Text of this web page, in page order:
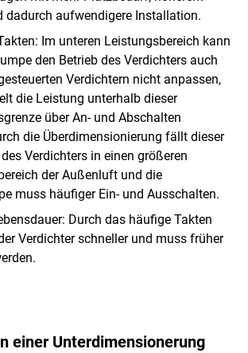
dadurch aufwendigere Installation.
Im unteren Leistungsbereich kann
den Betrieb des Verdichters auch
Verdichtern nicht anpassen,
die Leistung unterhalb dieser
über An- und Abschalten
die Überdimensionierung fällt dieser
Verdichters in einen größeren
der Außenluft und die
muss häufiger Ein- und Ausschalten.
Durch das häufige Takten
Verdichter schneller und muss früher
einer Unterdimensionerung